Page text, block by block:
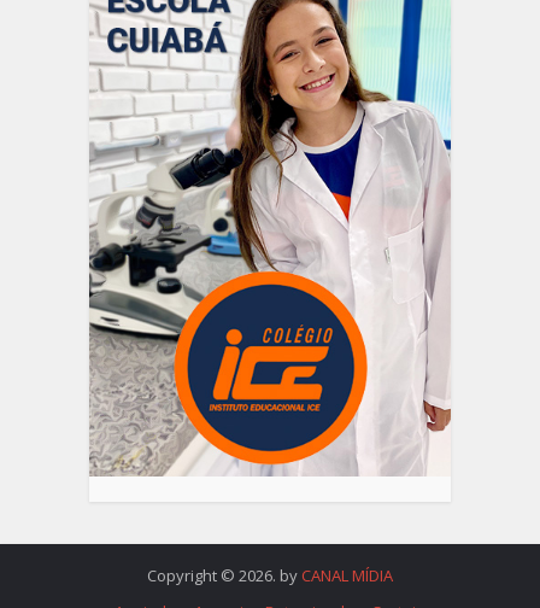
Copyright © 2026. by CANAL MÍDIA